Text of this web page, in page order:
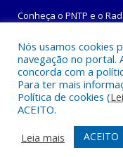
Conheça o PNTP e o
Todos os direitos
Mapa do Site
Acessar Webmail
Nós usamos cookies
navegação no portal.
concorda com a
Para ter mais
Política de cookies (
ACEITO.
Leia mais
ACEITO